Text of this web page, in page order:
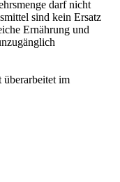
darf nicht
sind kein Ersatz
Ernährung und
überarbeitet im